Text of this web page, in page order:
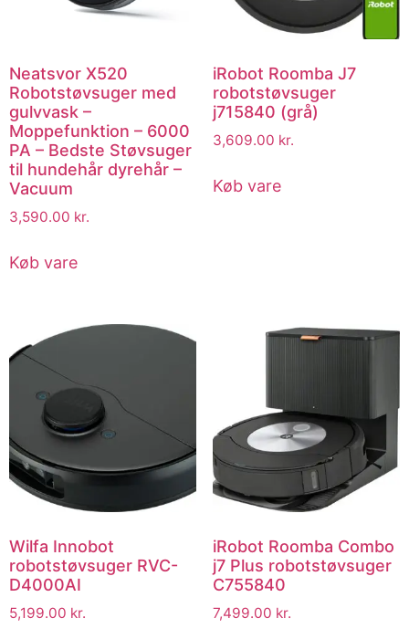
Neatsvor X520
Robotstøvsuger med
gulvvask –
Moppefunktion – 6000
PA – Bedste Støvsuger
til hundehår dyrehår –
Vacuum
3,590.00 kr.
Køb vare
iRobot Roomba J7
robotstøvsuger
j715840 (grå)
3,609.00 kr.
Køb vare
Wilfa Innobot
robotstøvsuger RVC-
D4000AI
5,199.00 kr.
iRobot Roomba Combo
j7 Plus robotstøvsuger
C755840
7,499.00 kr.